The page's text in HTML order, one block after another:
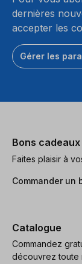
dernières
accepter les
Gérer les
Bons cadeaux
Faites plaisir à
Commander un
Catalogue
Commandez
découvrez toute